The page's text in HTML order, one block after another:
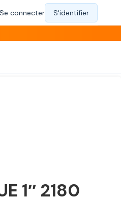
1″ 2180